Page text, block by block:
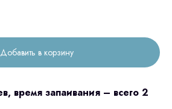
Добавить в корзину
время запаивания – всего 2